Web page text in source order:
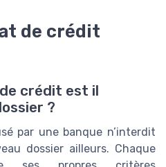
de crédit
crédit est il
?
par une banque n’interdit
dossier ailleurs. Chaque